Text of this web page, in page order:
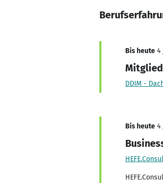
Bis heute 4
Mitglied
DDIM -
Bis heute 4